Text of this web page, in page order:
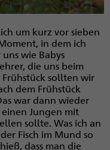
um kurz vor sieben
in dem ich
wie Babys
die uns beim
sollten wir
dem Frühstück
war dann wieder
einen Jungen mit
sollte. Was ich an
Fisch im Mund so
dass man die